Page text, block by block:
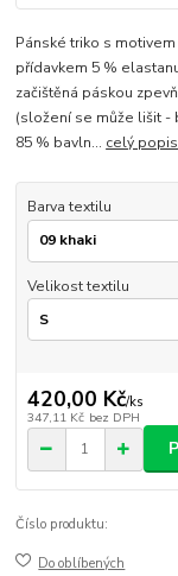
Pánské triko s
přídavkem 5 %
začištěná páskou
(složení se může lišit -
85 % bavln... celý popis
Barva textilu
Velikost textilu
420,00 Kč/ks
347,11 Kč bez DPH
Číslo produktu:
Do oblíbených